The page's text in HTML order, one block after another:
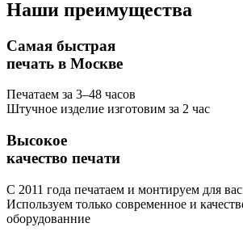
Наши преимущества
Самая быстрая
печать в Москве
Печатаем за 3–48 часов
Штучное изделие изготовим за 2 час
Высокое
качество печати
С 2011 года печатаем и монтируем для вас
Используем только современное и
оборудованние